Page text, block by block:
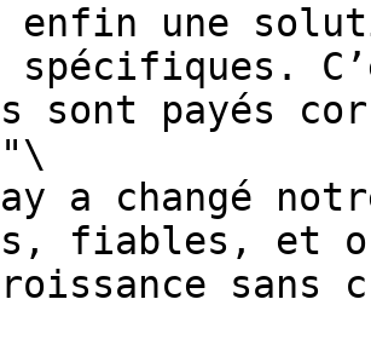
enfin une
spécifiques.
sont payés
a changé
fiables, et
sans